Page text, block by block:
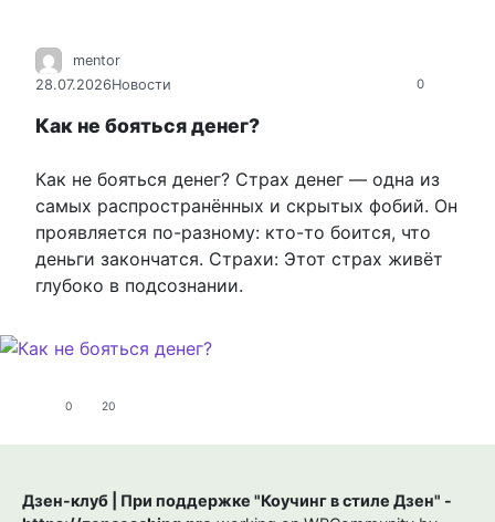
0
mentor
28.07.2026Новости
Как не бояться денег?
Как не бояться денег? Страх денег — одна из
самых распространённых и скрытых фобий. Он
проявляется по-разному: кто-то боится, что
деньги закончатся. Страхи: Этот страх живёт
глубоко в подсознании.
0 20
Дзен-клуб | При поддержке "Коучинг в стиле Дзен" -